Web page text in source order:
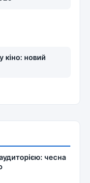
кіно: новий
чесна